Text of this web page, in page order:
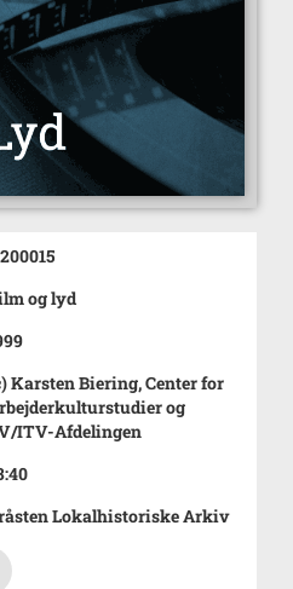
og lyd
Karsten Biering, Center for
og
ITV-Afdelingen
Lokalhistoriske Arkiv